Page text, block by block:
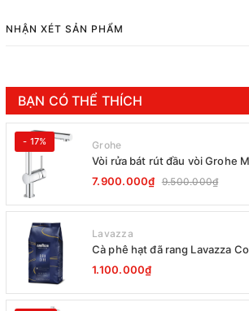
NHẬN XÉT SẢN PHẨM
BẠN CÓ THỂ THÍCH
- 17% Grohe
Vòi rửa bát rút đầu vòi Grohe
7.900.000₫ 9.500.000₫
Lavazza
Cà phê hạt đã rang Lavazza
Super Crema 1000g Date 12-
1.100.000₫